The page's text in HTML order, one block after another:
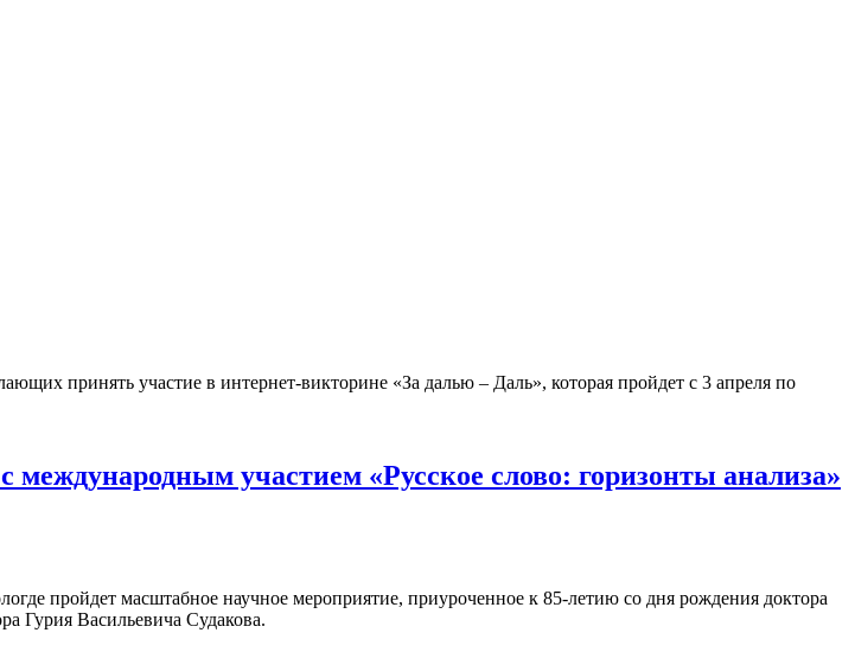
принять участие в интернет-викторине «За далью – Даль», которая пройдет с 3 апреля по
международным участием «Русское слово: горизонты анализа»
пройдет масштабное научное мероприятие, приуроченное к 85-летию со дня рождения доктора
Гурия Васильевича Судакова.